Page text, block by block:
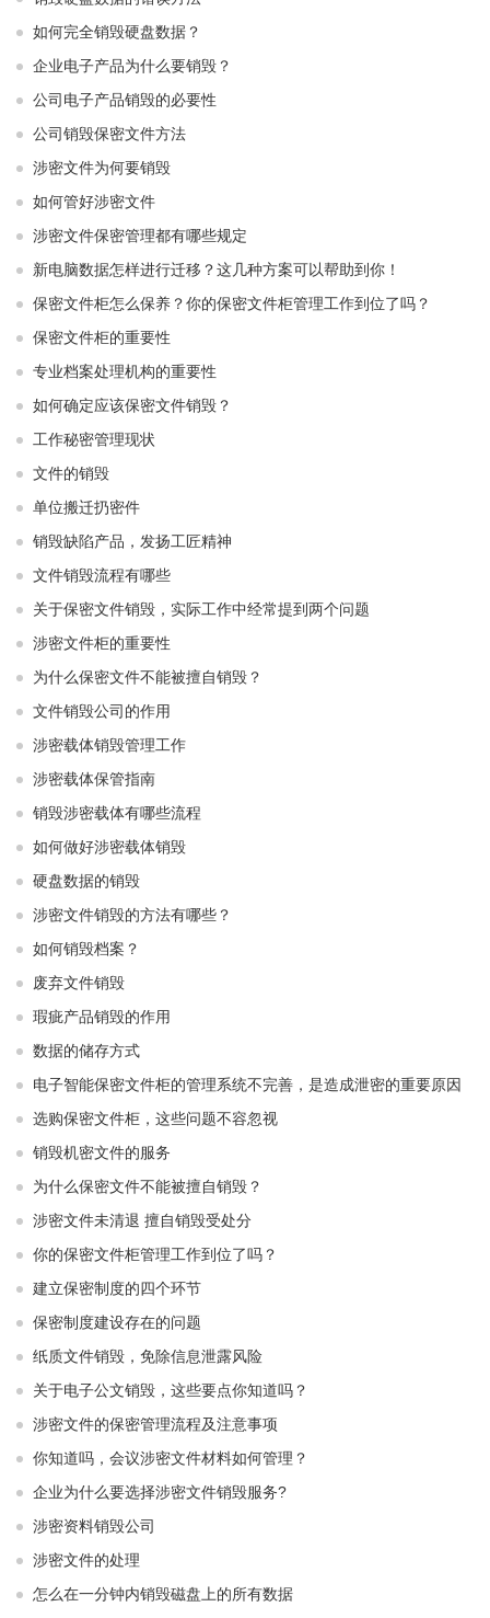
如何完全销毁硬盘数据？
企业电子产品为什么要销毁？
公司电子产品销毁的必要性
公司销毁保密文件方法
涉密文件为何要销毁
如何管好涉密文件
涉密文件保密管理都有哪些规定
新电脑数据怎样进行迁移？这几种方案可以帮助到你！
保密文件柜怎么保养？你的保密文件柜管理工作到位了吗？
保密文件柜的重要性
专业档案处理机构的重要性
如何确定应该保密文件销毁？
工作秘密管理现状
文件的销毁
单位搬迁扔密件
销毁缺陷产品，发扬工匠精神
文件销毁流程有哪些
关于保密文件销毁，实际工作中经常提到两个问题
涉密文件柜的重要性
为什么保密文件不能被擅自销毁？
文件销毁公司的作用
涉密载体销毁管理工作
涉密载体保管指南
销毁涉密载体有哪些流程
如何做好涉密载体销毁
硬盘数据的销毁
涉密文件销毁的方法有哪些？
如何销毁档案？
废弃文件销毁
瑕疵产品销毁的作用
数据的储存方式
电子智能保密文件柜的管理系统不完善，是造成泄密的重要原因
选购保密文件柜，这些问题不容忽视
销毁机密文件的服务
为什么保密文件不能被擅自销毁？
涉密文件未清退 擅自销毁受处分
你的保密文件柜管理工作到位了吗？
建立保密制度的四个环节
保密制度建设存在的问题
纸质文件销毁，免除信息泄露风险
关于电子公文销毁，这些要点你知道吗？
涉密文件的保密管理流程及注意事项
你知道吗，会议涉密文件材料如何管理？
企业为什么要选择涉密文件销毁服务?
涉密资料销毁公司
涉密文件的处理
怎么在一分钟内销毁磁盘上的所有数据